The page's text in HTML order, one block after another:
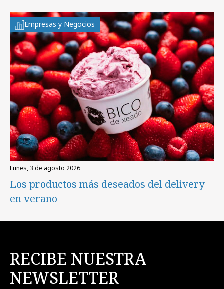
Empresas y Negocios
lunes, 3 de agosto 2026
Los productos más deseados del delivery
en verano
RECIBE NUESTRA
NEWSLETTER